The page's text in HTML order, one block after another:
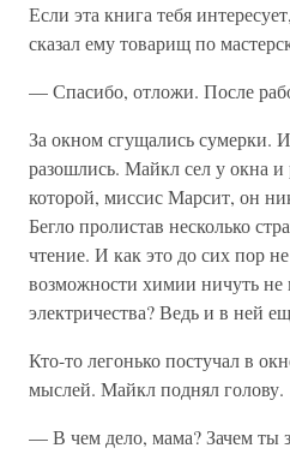
Если эта книга тебя
сказал ему товарищ по
— Спасибо, отложи. После
За окном сгущались сумерки.
разошлись. Майкл сел у окна и
которой, миссис Марсит, он
Бегло пролистав несколько
чтение. И как это до сих пор
возможности химии ничуть
электричества? Ведь и в ней
Кто-то легонько постучал в
мыслей. Майкл поднял голову.
— В чем дело, мама? Зачем ты